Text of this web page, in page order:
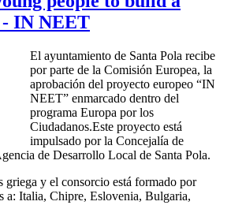
IN NEET
El ayuntamiento de Santa Pola recibe
por parte de la Comisión Europea, la
aprobación del proyecto europeo “IN
NEET” enmarcado dentro del
programa Europa por los
Ciudadanos.Este proyecto está
impulsado por la Concejalía de
de Desarrollo Local de Santa Pola.
griega y el consorcio está formado por
a: Italia, Chipre, Eslovenia, Bulgaria,